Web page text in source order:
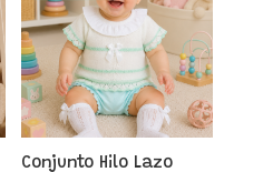
Conjunto Hilo Lazo